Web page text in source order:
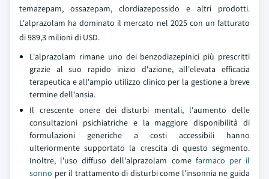
temazepam, ossazepam, clordiazepossido e altri prodotti.
L'alprazolam ha dominato il mercato nel 2025 con un fatturato
di 989,3 milioni di USD.
L'alprazolam rimane uno dei benzodiazepinici più prescritti
grazie al suo rapido inizio d'azione, all'elevata efficacia
terapeutica e all'ampio utilizzo clinico per la gestione a breve
termine dell'ansia.
Il crescente onere dei disturbi mentali, l'aumento delle
consultazioni psichiatriche e la maggiore disponibilità di
formulazioni generiche a costi accessibili hanno
ulteriormente supportato la crescita di questo segmento.
Inoltre, l'uso diffuso dell'alprazolam come farmaco per il
sonno per il trattamento di disturbi come l'insonnia ne guida